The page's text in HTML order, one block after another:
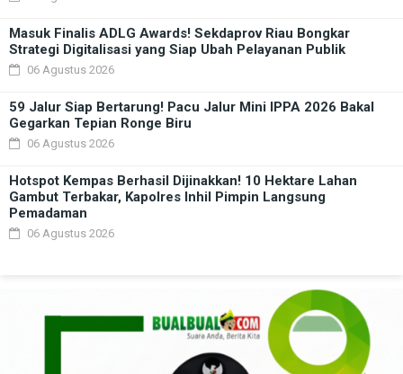
Masuk Finalis ADLG Awards! Sekdaprov Riau Bongkar
Strategi Digitalisasi yang Siap Ubah Pelayanan Publik
06 Agustus 2026
59 Jalur Siap Bertarung! Pacu Jalur Mini IPPA 2026 Bakal
Gegarkan Tepian Ronge Biru
06 Agustus 2026
Hotspot Kempas Berhasil Dijinakkan! 10 Hektare Lahan
Gambut Terbakar, Kapolres Inhil Pimpin Langsung
Pemadaman
06 Agustus 2026